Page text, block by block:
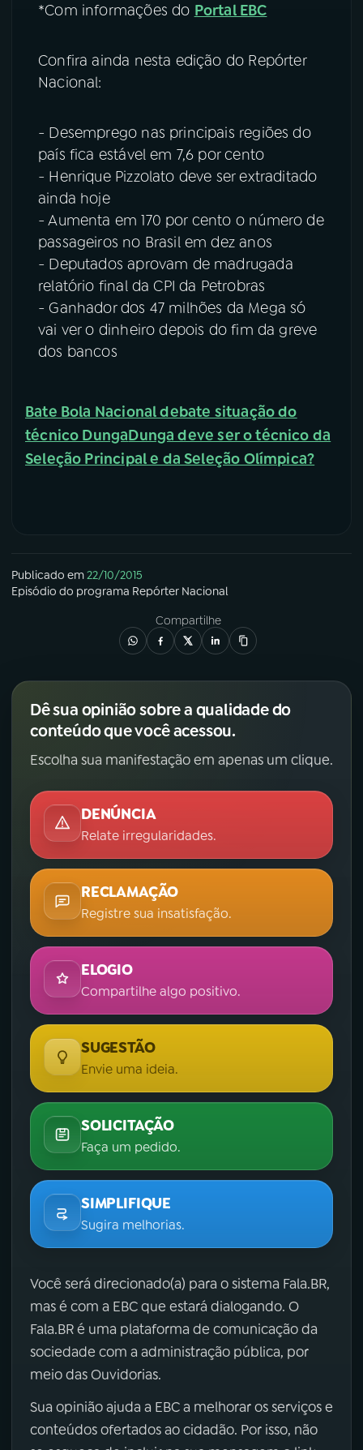
*Com informações do Portal EBC
Confira ainda nesta edição do Repórter
Nacional:
- Desemprego nas principais regiões do
país fica estável em 7,6 por cento
- Henrique Pizzolato deve ser extraditado
ainda hoje
- Aumenta em 170 por cento o número de
passageiros no Brasil em dez anos
- Deputados aprovam de madrugada
relatório final da CPI da Petrobras
- Ganhador dos 47 milhões da Mega só
vai ver o dinheiro depois do fim da greve
dos bancos
Bate Bola Nacional debate situação do
técnico DungaDunga deve ser o técnico da
Seleção Principal e da Seleção Olímpica?
Publicado em22/10/2015
Episódio do programa Repórter Nacional
Compartilhe
Dê sua opinião sobre a qualidade do
conteúdo que você acessou.
Escolha sua manifestação em apenas um clique.
DENÚNCIA
Relate irregularidades.
RECLAMAÇÃO
Registre sua insatisfação.
ELOGIO
Compartilhe algo positivo.
SUGESTÃO
Envie uma ideia.
SOLICITAÇÃO
Faça um pedido.
SIMPLIFIQUE
Sugira melhorias.
Você será direcionado(a) para o sistema Fala.BR,
mas é com a EBC que estará dialogando. O
Fala.BR é uma plataforma de comunicação da
sociedade com a administração pública, por
meio das Ouvidorias.
Sua opinião ajuda a EBC a melhorar os serviços e
conteúdos ofertados ao cidadão. Por isso, não